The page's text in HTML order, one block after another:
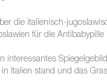
die italienisch-
für die
interessantes
Italien stand und das